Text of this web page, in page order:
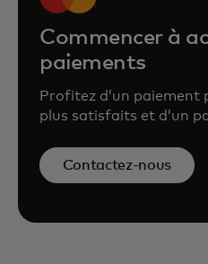
Commencer à
paiements
Profitez d’un paiement
plus satisfaits et d’un
Contactez-nous